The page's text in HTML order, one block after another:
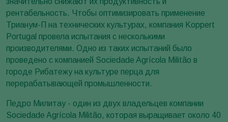
рентабельность. Чтобы оптимизировать применение
Трианум-П на технических культурах, компания Koppert
Portugal провела испытания с несколькими
производителями. Одно из таких испытаний было
проведено с компанией Sociedade Agrícola Militão в
городе Рибатежу на культуре перца для
перерабатывающей промышленности.
Педро Милитау - один из двух владельцев компании
Sociedade Agrícola Militão, которая выращивает около 40